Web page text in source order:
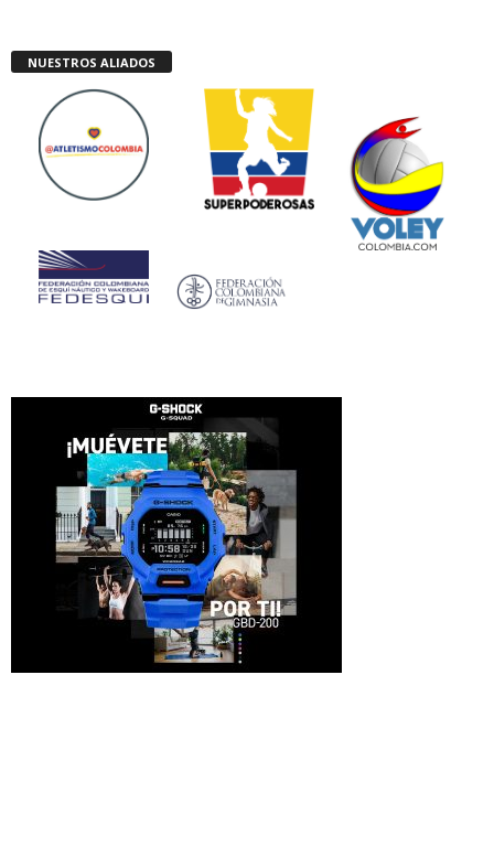
NUESTROS ALIADOS